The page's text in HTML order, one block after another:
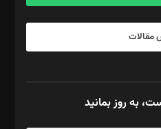
مقالات
به روز بمانید